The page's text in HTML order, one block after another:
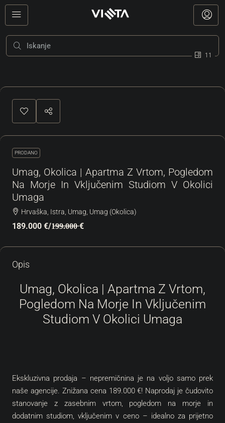
11
PRODANO
Umag, Okolica | Apartma Z Vrtom, Pogledom
Na Morje In Vključenim Studiom V Okolici
Umaga
Hrvaška, Istra, Umag, Umag (Okolica)
189.000 €/1̶9̶9̶.̶0̶0̶0̶ €
Opis
Umag, Okolica | Apartma Z Vrtom,
Pogledom Na Morje In Vključenim
Studiom V Okolici Umaga
Ekskluzivna prodaja – nepremičnina je na voljo samo prek
naše agencije. Znižana cena 189.000 €! Naprodaj je čudovito
stanovanje z zasebnim vrtom, pogledom na morje in
dodatnim studiom, vključenim v ceno – idealno za prijetno